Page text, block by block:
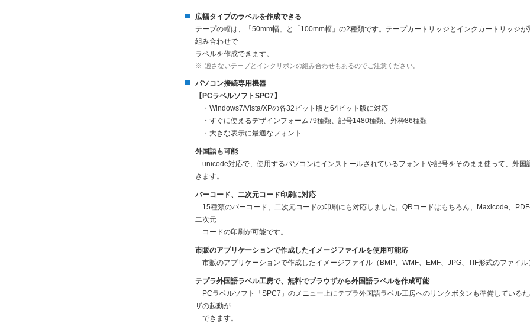
広幅タイプのラベルを作成できる
テープの幅は、「50mm幅」と「100mm幅」の2種類です。テープカートリッジとインクカートリッジ
組み合わせで
ラベルを作成できます。
※ 適さないテープとインクリボンの組み合わせもあるのでご注意ください。
パソコン接続専用機器
【PCラベルソフトSPC7】
・Windows7/Vista/XPの各32ビット版と64ビット版に対応
・すぐに使えるデザインフォーム79種類、記号1480種類、外枠86種類
・大きな表示に最適なフォント
外国語も可能
unicode対応で、使用するパソコンにインストールされているフォントや記号をそのまま使って、外国
きます。
バーコード、二次元コード印刷に対応
15種類のバーコード、二次元コードの印刷にも対応しました。QRコードはもちろん、Maxicode、
二次元
コードの印刷が可能です。
市販のアプリケーションで作成したイメージファイルを使用可能応
市販のアプリケーションで作成したイメージファイル（BMP、WMF、EMF、JPG、TIF形式のファイル
テプラ外国語ラベル工房で、無料でブラウザから外国語ラベルを作成可能
PCラベルソフト「SPC7」のメニュー上にテプラ外国語ラベル工房へのリンクボタンも準備している
ザの起動が
できます。